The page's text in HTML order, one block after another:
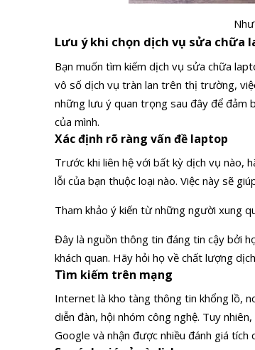
Lưu ý khi chọn dịch vụ sửa chữa
Bạn muốn tìm kiếm dịch vụ sửa chữa
vô số dịch vụ tràn lan trên thị trường,
những lưu ý quan trọng sau đây để đảm
của mình.
Xác định rõ ràng vấn đề laptop
Trước khi liên hệ với bất kỳ dịch vụ nào,
lỗi của bạn thuộc loại nào. Việc này sẽ
Tham khảo ý kiến từ những người xung
Đây là nguồn thông tin đáng tin cậy bởi
khách quan. Hãy hỏi họ về chất lượng
Tìm kiếm trên mạng
Internet là kho tàng thông tin khổng lồ,
diễn đàn, hội nhóm công nghệ. Tuy
Google và nhận được nhiều đánh giá tích